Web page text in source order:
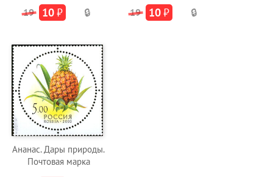
19 10₽ 🔒 19 10₽ 🔒
Ананас. Дары природы.
Почтовая марка